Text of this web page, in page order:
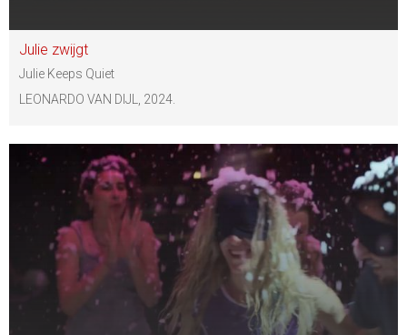
Julie zwijgt
Julie Keeps Quiet
LEONARDO VAN DIJL, 2024.